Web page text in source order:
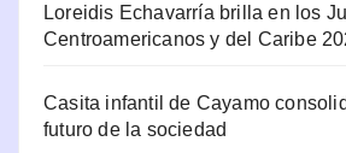
Loreidis Echavarría brilla en los
Centroamericanos y del Caribe
Casita infantil de Cayamo
futuro de la sociedad